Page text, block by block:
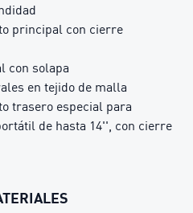
principal con cierre
con solapa
en tejido de malla
trasero especial para
de hasta 14'', con cierre